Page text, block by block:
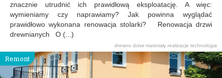
znacznie utrudnić ich prawidłową eksploatację. A więc:
wymieniamy czy naprawiamy? Jak powinna wyglądać
prawidłowo wykonana renowacja stolarki? Renowacja drzwi
drewnianych O (...)
drewno drzwi materiały realizacje technologia
Remont